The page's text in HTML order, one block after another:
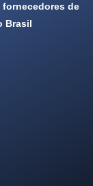
fornecedores de
Brasil